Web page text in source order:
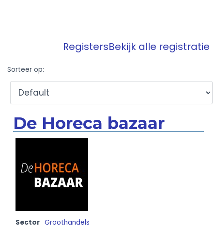
RegistersBekijk alle registratie
Sorteer op:
De Horeca bazaar
Sector Groothandels